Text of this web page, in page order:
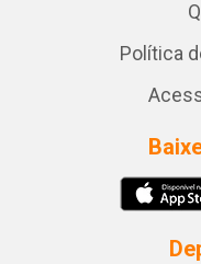
Política